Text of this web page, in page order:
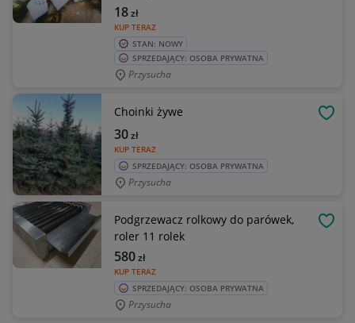
KUP TERAZ
18zł
STAN: NOWY
SPRZEDAJĄCY: OSOBA PRYWATNA
Przysucha
Choinki żywe
KUP TERAZ
30zł
SPRZEDAJĄCY: OSOBA PRYWATNA
Przysucha
Podgrzewacz rolkowy do parówek,
roler 11 rolek
KUP TERAZ
580zł
SPRZEDAJĄCY: OSOBA PRYWATNA
Przysucha